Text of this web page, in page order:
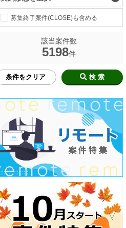
募集終了案件(CLOSE)も含める
該当案件数
5198件
条件をクリア 検 索